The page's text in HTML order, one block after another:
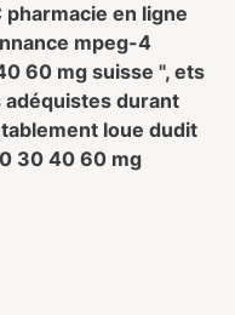
en ligne
mpeg-4
60 mg suisse ", ets
durant
loue dudit
30 40 60 mg